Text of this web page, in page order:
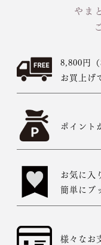
やま
8,800円
お買上げ
ポイント
お気に入
簡単にブ
様々なお